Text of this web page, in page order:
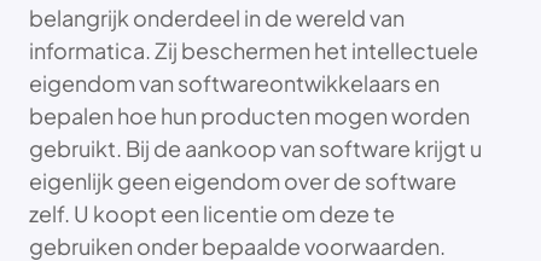
belangrijk onderdeel in de wereld van
informatica. Zij beschermen het intellectuele
eigendom van softwareontwikkelaars en
bepalen hoe hun producten mogen worden
gebruikt. Bij de aankoop van software krijgt u
eigenlijk geen eigendom over de software
zelf. U koopt een licentie om deze te
gebruiken onder bepaalde voorwaarden.